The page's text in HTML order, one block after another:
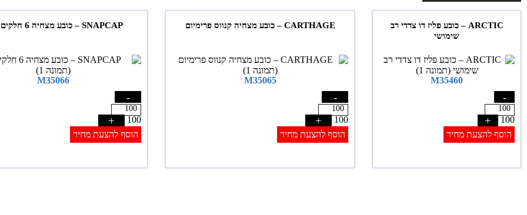
ARCTIC – כובע פליז דו צדדי רב
שימושי
M35460
-
100
+
הוסף להצעת מחיר
CARTHAGE – כובע מצחיה קנווס פרימיום
M35065
-
100
+
הוסף להצעת מחיר
SNAPCAP – כובע מצחיה 6 חלקים סגור
M35066
-
100
+
הוסף להצעת מחיר